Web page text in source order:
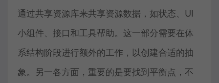
通过共享资源库来共享资源数据，如状态、UI
小组件、接口和工具帮助。这一部分需要在体
系结构阶段进行额外的工作，以创建合适的抽
象。另一各方面，重要的是要找到平衡点，不